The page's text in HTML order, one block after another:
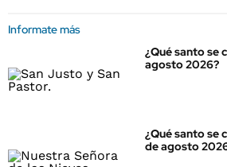
Informate más
¿Qué santo se
agosto 2026?
¿Qué santo se
de agosto